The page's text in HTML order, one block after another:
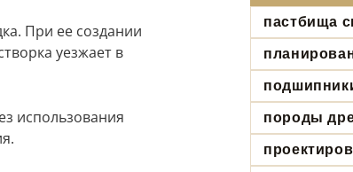
При ее создании
уезжает в
использования
пастбища
породы